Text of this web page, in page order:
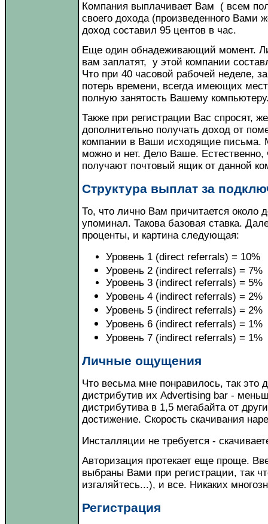
Компания выплачивает Вам ( всем
своего дохода (произведенного Вами
доход составил 95 центов в час.
Еще один обнадеживающий момент.
вам заплатят, у этой компании
Что при 40 часовой рабочей неделе,
потерь времени, всегда имеющих
полную занятость Вашему
Также при регистрации Вас спросят,
дополнительно получать доход от
компании в Ваши исходящие письма.
можно и нет. Дело Ваше. Естественно,
получают почтовый ящик от данной
Структура выплат за
То, что лично Вам причитается около
упоминал. Такова базовая ставка.
проценты, и картина следующая:
Уровень 1 (direct referrals) = 10%
Уровень 2 (indirect referrals) = 7%
Уровень 3 (indirect referrals) = 5%
Уровень 4 (indirect referrals) = 2%
Уровень 5 (indirect referrals) = 2%
Уровень 6 (indirect referrals) = 1%
Уровень 7 (indirect referrals) = 1%
Личные ощущения
Что весьма мне понравилось, так это
дистрибутив их Advertising bar -
дистрибутива в 1,5 мегабайта от
достижение. Cкорость скачивания
Инсталляции не требуется -
Авторизация протекает еще проще.
выбраны Вами при регистрации, так
изгаляйтесь...), и все. Никаких
Регистрация